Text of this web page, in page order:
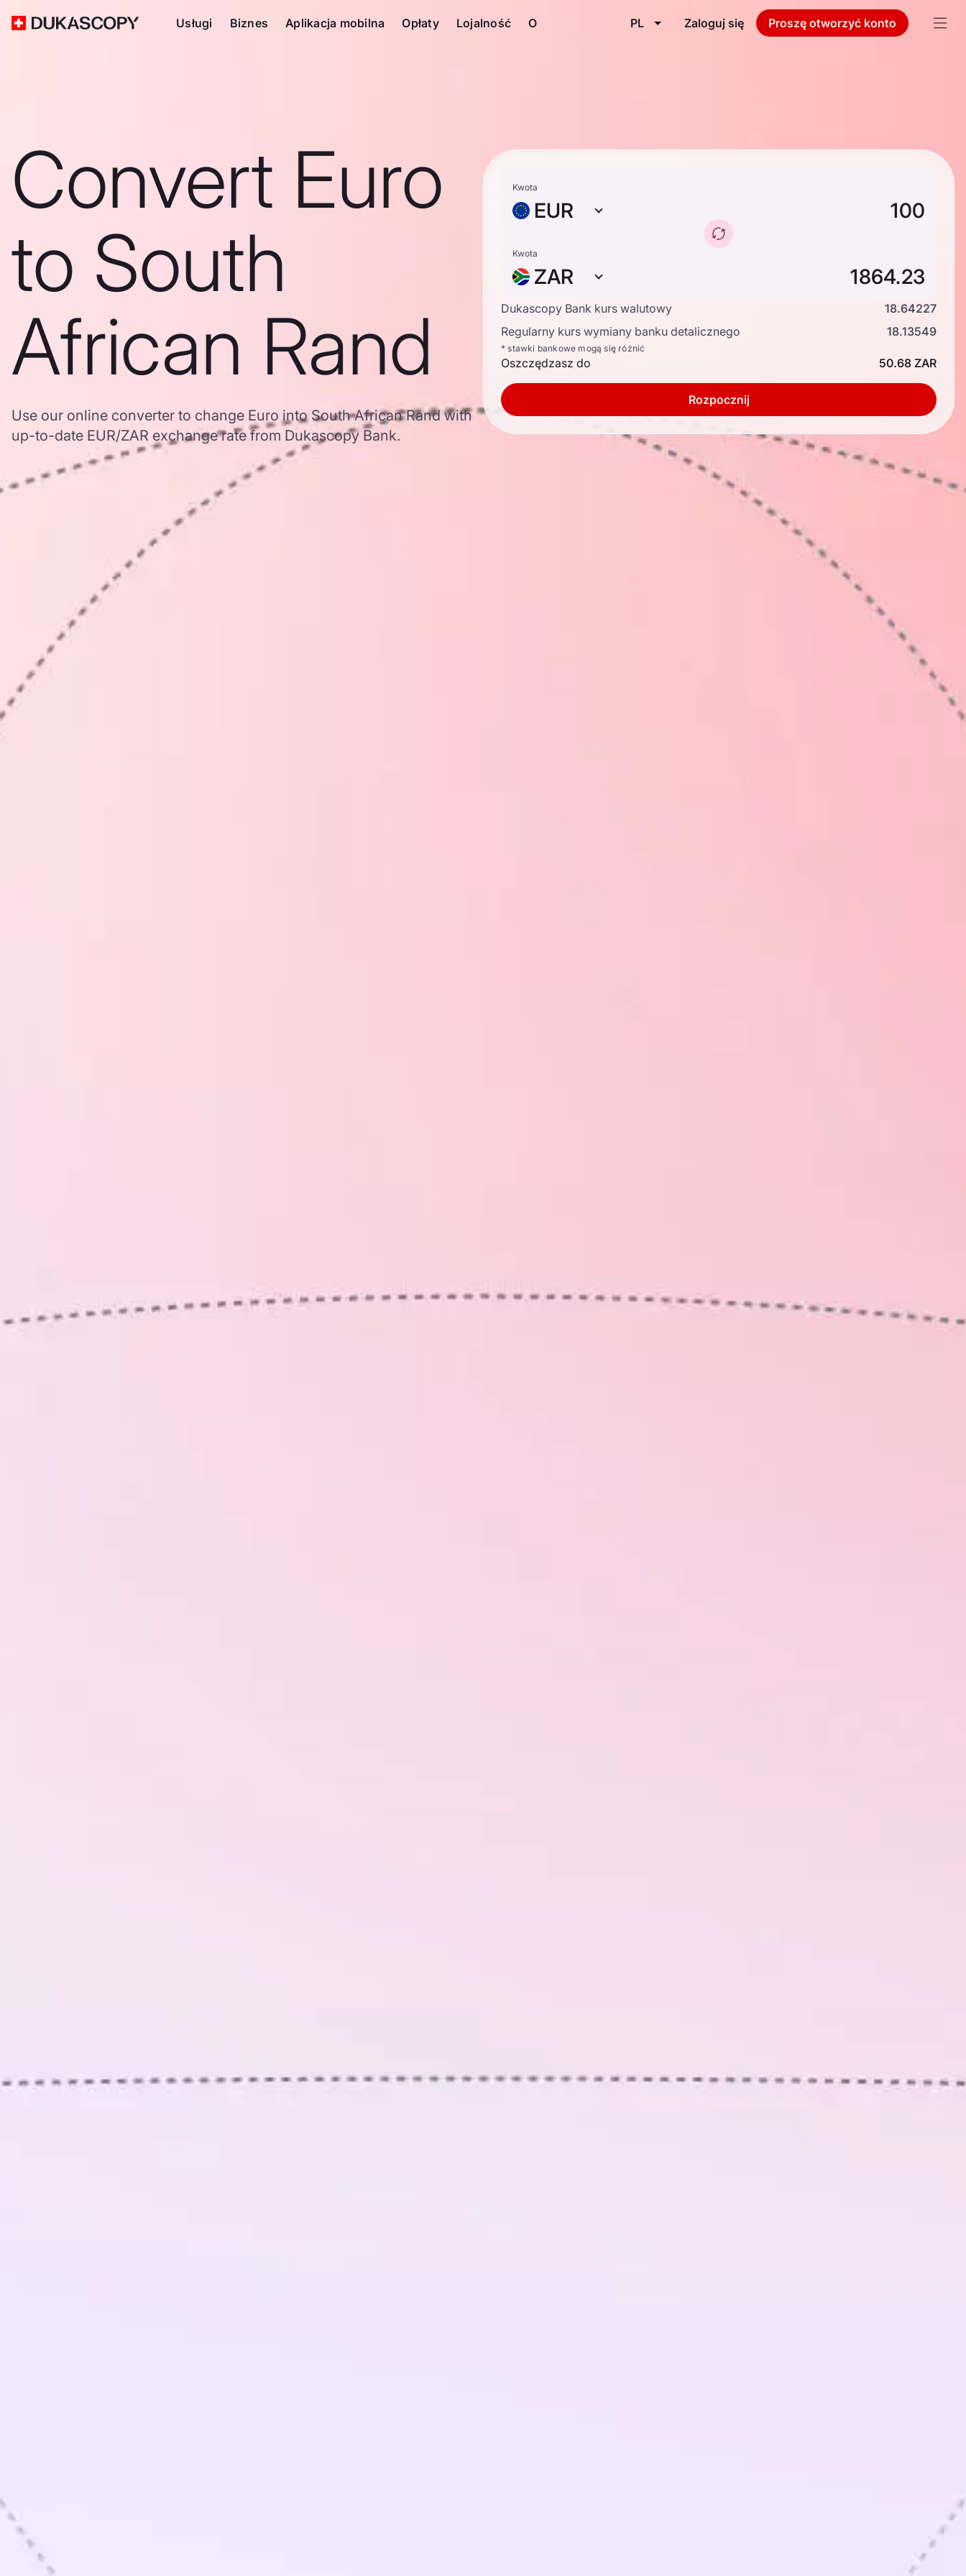
Usługi Biznes Aplikacja mobilna Opłaty Lojalność O PL Zaloguj się Proszę otworzyć konto
Convert Euro
to South
African Rand
Use our online converter to change Euro into South African Rand with
up-to-date EUR/ZAR exchange rate from Dukascopy Bank.
Kwota
EUR
Kwota
ZAR
Dukascopy Bank kurs walutowy
18.64227
Regularny kurs wymiany banku detalicznego
18.13549
* stawki bankowe mogą się różnić
Oszczędzasz do 50.68 ZAR
Rozpocznij